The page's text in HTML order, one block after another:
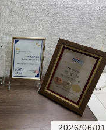
2026/06/01